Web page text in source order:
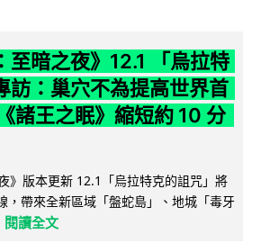
至暗之夜》12.1 「烏拉特
訪：巢穴不為提高世界首
諸王之眠》縮短約 10 分
》版本更新 12.1「烏拉特克的詛咒」將
，帶來全新區域「盤蛇島」、地城「毒牙
閱讀全文